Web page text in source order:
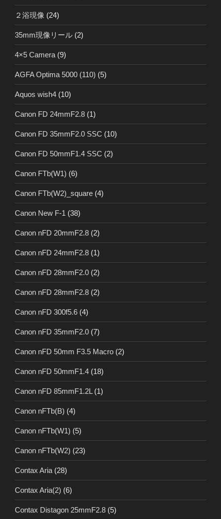
２浴現像 (24)
35mm現像リール (2)
4×5 Camera (9)
AGFA Optima 5000 (110) (5)
Aquos wish4 (10)
Canon FD 24mmF2.8 (1)
Canon FD 35mmF2.0 SSC (10)
Canon FD 50mmF1.4 SSC (2)
Canon FTb(W1) (6)
Canon FTb(W2)_square (4)
Canon New F-1 (38)
Canon nFD 20mmF2.8 (2)
Canon nFD 24mmF2.8 (1)
Canon nFD 28mmF2.0 (2)
Canon nFD 28mmF2.8 (2)
Canon nFD 300f5.6 (4)
Canon nFD 35mmF2.0 (7)
Canon nFD 50mm F3.5 Macro (2)
Canon nFD 50mmF1.4 (18)
Canon nFD 85mmF1.2L (1)
Canon nFTb(B) (4)
Canon nFTb(W1) (5)
Canon nFTb(W2) (23)
Contax Aria (28)
Contax Aria(2) (6)
Contax Distagon 25mmF2.8 (5)